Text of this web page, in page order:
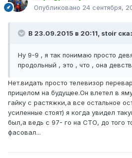
Опубликовано 24 сентября,
В 23.09.2015 в 20:11, stoir
Ну 9-9 , я так понимаю просто
продольный , это , что , она
Нет.видать просто телевизор
прицелом на будущее.Он влетел в
гайку с растяжки,а все остальное
усиленные стоят) я когда увидел
был,а ведь с 97- го на СТО, до того
фасовал...